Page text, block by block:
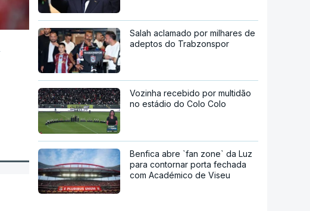
Salah aclamado por milhares de
adeptos do Trabzonspor
Vozinha recebido por multidão
no estádio do Colo Colo
Benfica abre `fan zone` da Luz
para contornar porta fechada
com Académico de Viseu